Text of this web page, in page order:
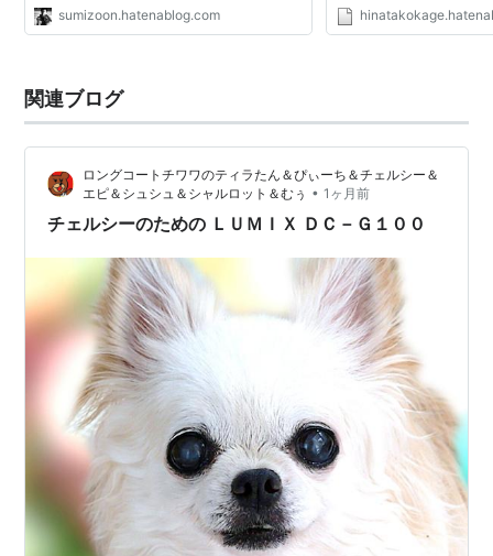
sumizoon.hatenablog.com
関連ブログ
ロングコートチワワのティラたん＆ぴぃーち＆チェルシー＆
エピ＆シュシュ＆シャルロット＆むぅ • 1ヶ月前
チェルシーのための ＬＵＭＩＸ ＤＣ－Ｇ１００